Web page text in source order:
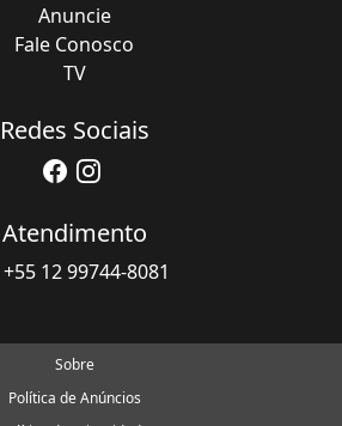
Anuncie
Fale Conosco
TV
Redes Sociais
Atendimento
+55 12 99744-8081
Sobre
Política de Anúncios